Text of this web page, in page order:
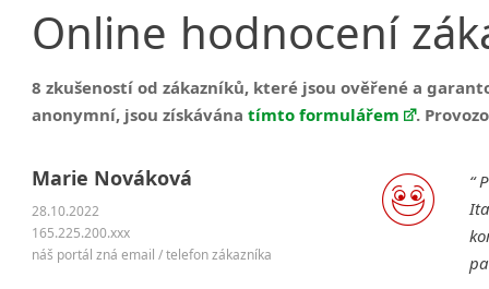
Online hodnocení
8 zkušeností od zákazníků, které jsou ověřené a
anonymní, jsou získávánatímto formulářem .
Marie Nováková
28.10.2022
165.225.200.xxx
náš portál zná email / telefon zákazníka